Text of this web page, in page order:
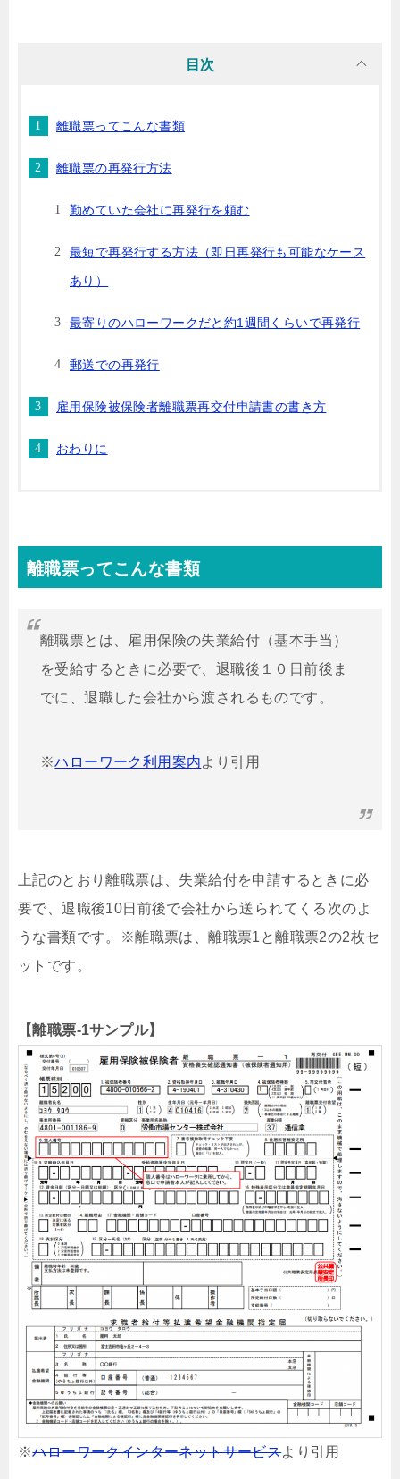
目次
離職票ってこんな書類
離職票の再発行方法
勤めていた会社に再発行を頼む
最短で再発行する方法（即日再発行も可能なケース
あり）
最寄りのハローワークだと約1週間くらいで再発行
郵送での再発行
雇用保険被保険者離職票再交付申請書の書き方
おわりに
離職票ってこんな書類
離職票とは、雇用保険の失業給付（基本手当）
を受給するときに必要で、退職後１０日前後ま
でに、退職した会社から渡されるものです。
※ハローワーク利用案内より引用
上記のとおり離職票は、失業給付を申請するときに必
要で、退職後10日前後で会社から送られてくる次のよ
うな書類です。※離職票は、離職票1と離職票2の2枚セ
ットです。
【離職票-1サンプル】
※ハローワークインターネットサービスより引用